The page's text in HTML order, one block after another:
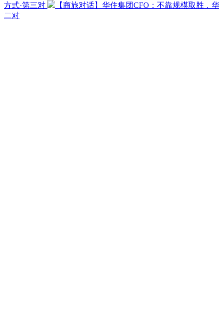
方式·第三对
【商旅对话】华住集团CFO：不靠规模取胜，
二对